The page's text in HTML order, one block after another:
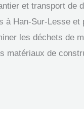
et transport de
à Han-Sur-Lesse
les déchets de
matériaux de